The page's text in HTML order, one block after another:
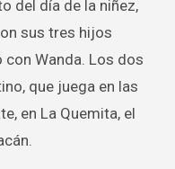
del día de la niñez,
sus tres hijos
Wanda. Los dos
que juega en las
en La Quemita, el